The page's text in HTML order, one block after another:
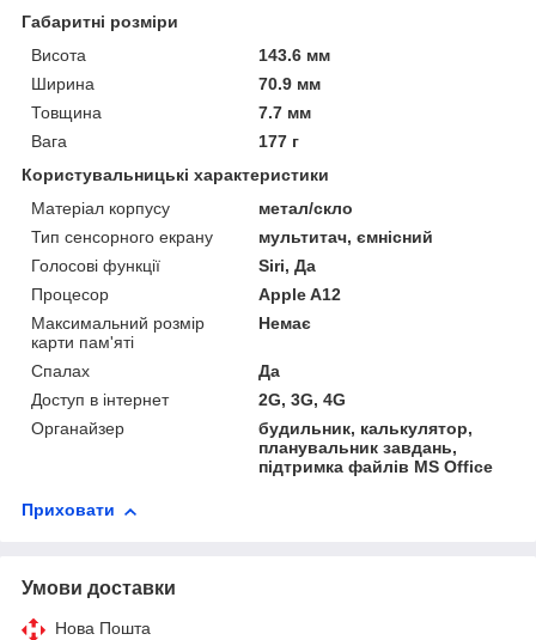
Габаритні розміри
Висота
143.6 мм
Ширина
70.9 мм
Товщина
7.7 мм
Вага
177 г
Користувальницькі характеристики
Матеріал корпусу
метал/скло
Тип сенсорного екрану
мультитач, ємнісний
Голосові функції
Siri, Да
Процесор
Apple A12
Максимальний розмір
карти пам'яті
Немає
Спалах
Да
Доступ в інтернет
2G, 3G, 4G
Органайзер
будильник, калькулятор,
планувальник завдань,
підтримка файлів MS Office
Приховати
Умови доставки
Нова Пошта